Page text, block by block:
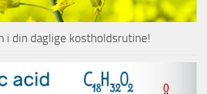
i din daglige kostholdsrutine!